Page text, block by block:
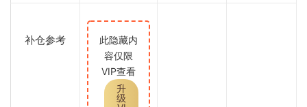
补仓参考
此隐藏内
容仅限
VIP查看
升
级